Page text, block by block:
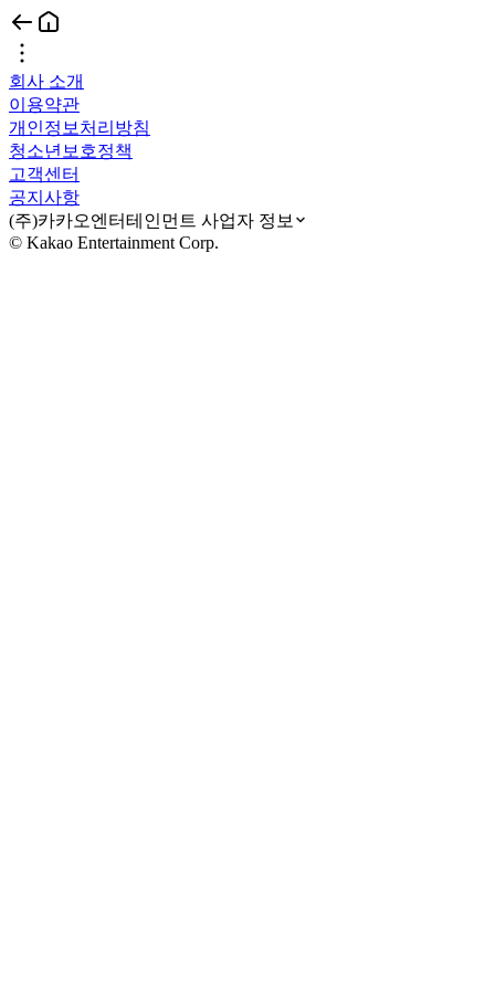
회사 소개
이용약관
개인정보처리방침
청소년보호정책
고객센터
공지사항
(주)카카오엔터테인먼트 사업자 정보
© Kakao Entertainment Corp.